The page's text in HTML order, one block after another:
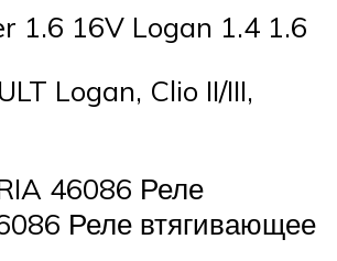
1.6 16V Logan 1.4 1.6
Logan, Clio II/III,
46086 Реле
Реле втягивающее